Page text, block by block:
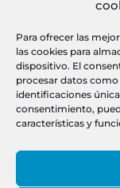
Para ofrecer las
las cookies para
dispositivo. El
procesar datos
identificaciones
consentimiento,
características y
Aviso legal
Tu opinión es lo
Contacta con